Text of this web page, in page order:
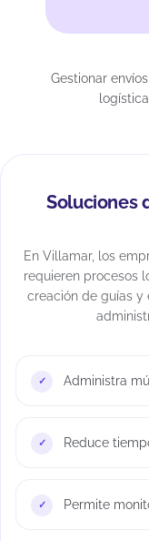
Gestionar
Soluciones
En Villamar, los
requieren procesos
creación de guías y
Administra
Reduce
Permite